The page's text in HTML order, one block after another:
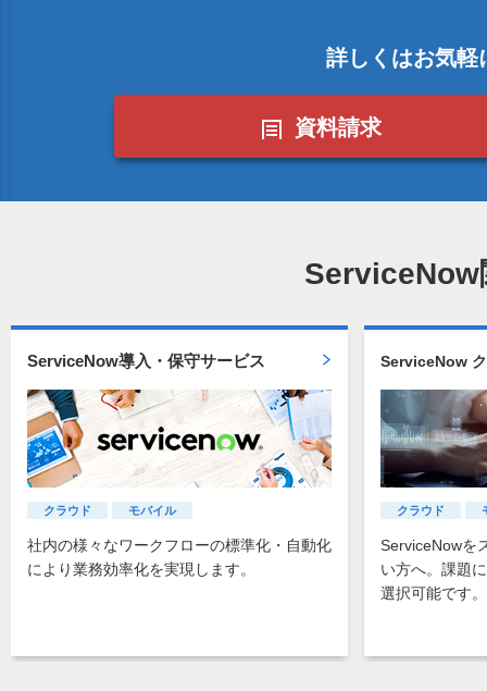
詳しくはお気軽
資料請求
ServiceNow
ServiceNow導入・保守サービス
クラウド モバイル
社内の様々なワークフローの標準化・自動化
により業務効率化を実現します。
ServiceNow
クラウド
ServiceNowを
い方へ。課題
選択可能です。